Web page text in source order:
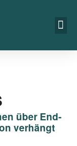
über End-
verhängt